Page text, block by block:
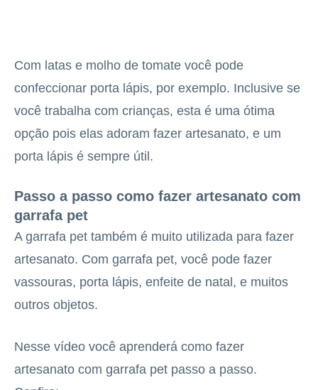
Com latas e molho de tomate você pode
confeccionar porta lápis, por exemplo. Inclusive se
você trabalha com crianças, esta é uma ótima
opção pois elas adoram fazer artesanato, e um
porta lápis é sempre útil.
Passo a passo como fazer artesanato com
garrafa pet
A garrafa pet também é muito utilizada para fazer
artesanato. Com garrafa pet, você pode fazer
vassouras, porta lápis, enfeite de natal, e muitos
outros objetos.
Nesse vídeo você aprenderá como fazer
artesanato com garrafa pet passo a passo.